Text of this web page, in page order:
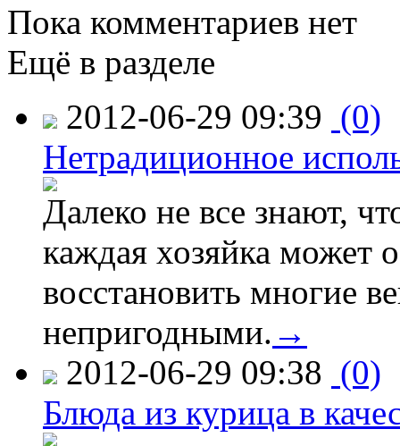
Пока комментариев нет
Ещё в разделе
2012-06-29 09:39 (0)
Нетрадиционное
Далеко не все знают,
каждая хозяйка может
восстановить многие
непригодными. →
2012-06-29 09:38 (0)
Блюда из курица в